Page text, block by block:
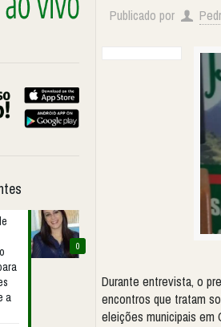
Publicado por
Durante entrevista, o
encontros que tratam
eleições municipais em
0
a